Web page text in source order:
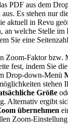
PDF aus dem
aus. Es stehen nur
aktuell in Revu
an welche Stelle im
Sie eine
Zoom-Faktor bzw.
fest, indem Sie
Drop-down-Menü
stehen
Größe
Alternativ ergibt
übernehmen
Zoom-